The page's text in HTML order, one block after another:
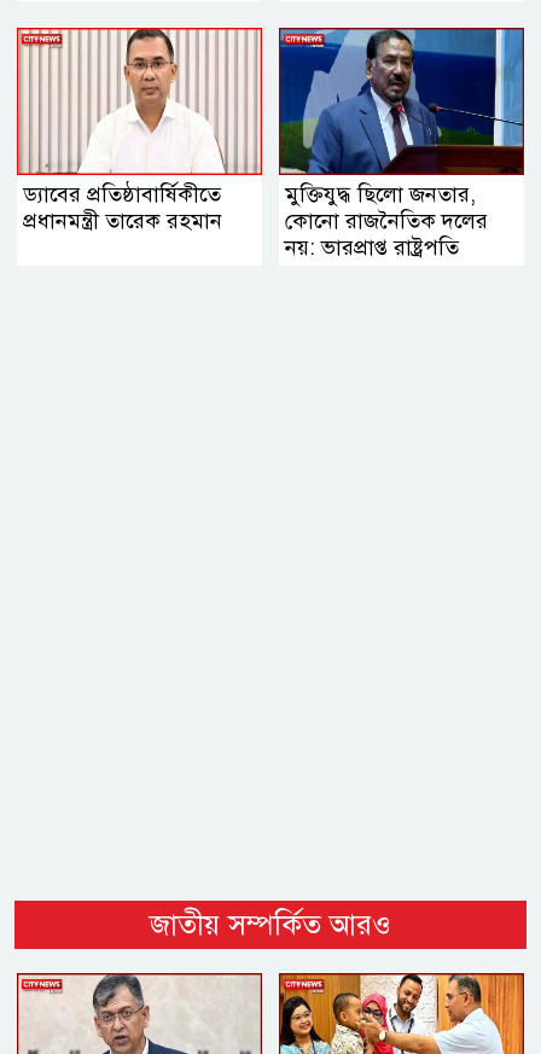
ড্যাবের প্রতিষ্ঠাবার্ষিকীতে
প্রধানমন্ত্রী তারেক রহমান
মুক্তিযুদ্ধ ছিলো জনতার,
কোনো রাজনৈতিক দলের
নয়: ভারপ্রাপ্ত রাষ্ট্রপতি
জাতীয় সম্পর্কিত আরও